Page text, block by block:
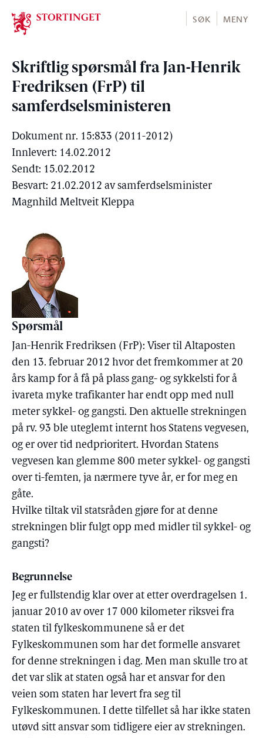
Stortinget.no
SØK MENY
Skriftlig spørsmål fra Jan-Henrik
Fredriksen (FrP) til
samferdselsministeren
Dokument nr. 15:833 (2011-2012)
Innlevert: 14.02.2012
Sendt: 15.02.2012
Besvart: 21.02.2012 av samferdselsminister
Magnhild Meltveit Kleppa
Spørsmål
Jan-Henrik Fredriksen (FrP): Viser til Altaposten
den 13. februar 2012 hvor det fremkommer at 20
års kamp for å få på plass gang- og sykkelsti for å
ivareta myke trafikanter har endt opp med null
meter sykkel- og gangsti. Den aktuelle strekningen
på rv. 93 ble uteglemt internt hos Statens vegvesen,
og er over tid nedprioritert. Hvordan Statens
vegvesen kan glemme 800 meter sykkel- og gangsti
over ti-femten, ja nærmere tyve år, er for meg en
gåte.
Hvilke tiltak vil statsråden gjøre for at denne
strekningen blir fulgt opp med midler til sykkel- og
gangsti?
Begrunnelse
Jeg er fullstendig klar over at etter overdragelsen 1.
januar 2010 av over 17 000 kilometer riksvei fra
staten til fylkeskommunene så er det
Fylkeskommunen som har det formelle ansvaret
for denne strekningen i dag. Men man skulle tro at
det var slik at staten også har et ansvar for den
veien som staten har levert fra seg til
Fylkeskommunen. I dette tilfellet så har ikke staten
utøvd sitt ansvar som tidligere eier av strekningen.